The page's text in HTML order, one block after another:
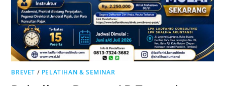
BREVET / PELATIHAN & SEMINAR